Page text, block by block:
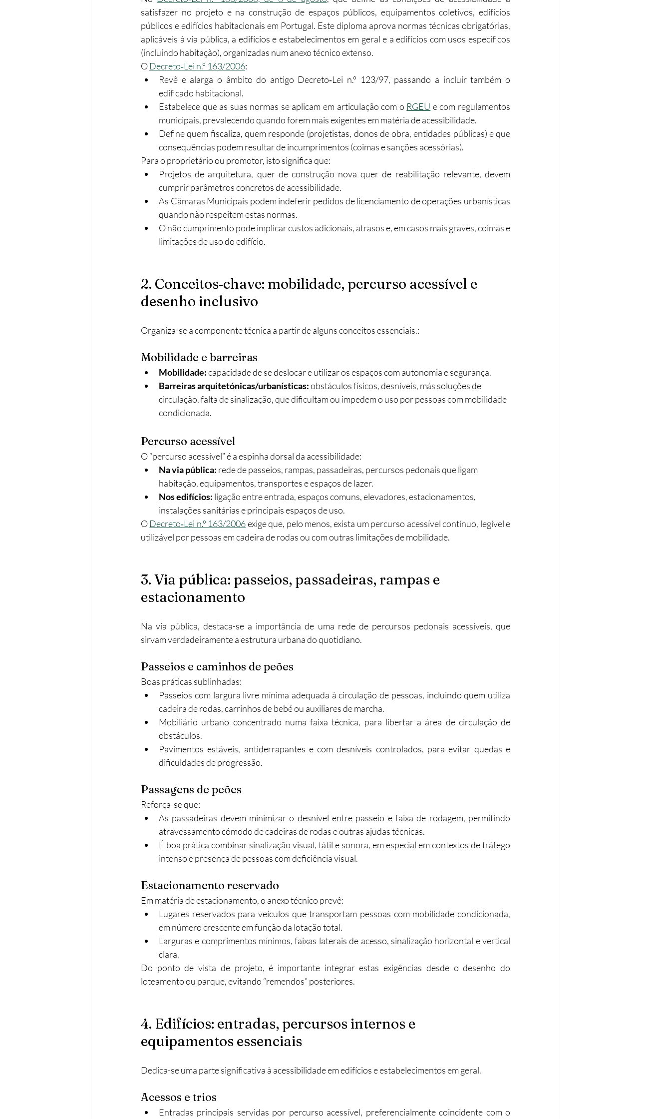
satisfazer no projeto e na construção de espaços públicos, equipamentos coletivos, edifícios
públicos e edifícios habitacionais em Portugal. Este diploma aprova normas técnicas obrigatórias,
aplicáveis à via pública, a edifícios e estabelecimentos em geral e a edifícios com usos específicos
(incluindo habitação), organizadas num anexo técnico extenso.​
O Decreto‑Lei n.º 163/2006:
Revê e alarga o âmbito do antigo Decreto‑Lei n.º 123/97, passando a incluir também o
edificado habitacional.​
Estabelece que as suas normas se aplicam em articulação com o RGEU e com regulamentos
municipais, prevalecendo quando forem mais exigentes em matéria de acessibilidade.​
Define quem fiscaliza, quem responde (projetistas, donos de obra, entidades públicas) e que
consequências podem resultar de incumprimentos (coimas e sanções acessórias).​
Para o proprietário ou promotor, isto significa que:
Projetos de arquitetura, quer de construção nova quer de reabilitação relevante, devem
cumprir parâmetros concretos de acessibilidade.
As Câmaras Municipais podem indeferir pedidos de licenciamento de operações urbanísticas
quando não respeitem estas normas.​
O não cumprimento pode implicar custos adicionais, atrasos e, em casos mais graves, coimas e
limitações de uso do edifício.
2. Conceitos‑chave: mobilidade, percurso acessível e
desenho inclusivo
Organiza-se a componente técnica a partir de alguns conceitos essenciais.:
Mobilidade e barreiras
Mobilidade: capacidade de se deslocar e utilizar os espaços com autonomia e segurança.​
Barreiras arquitetónicas/urbanísticas: obstáculos físicos, desníveis, más soluções de
circulação, falta de sinalização, que dificultam ou impedem o uso por pessoas com mobilidade
condicionada.​
Percurso acessível
O “percurso acessível” é a espinha dorsal da acessibilidade:
Na via pública: rede de passeios, rampas, passadeiras, percursos pedonais que ligam
habitação, equipamentos, transportes e espaços de lazer.​
Nos edifícios: ligação entre entrada, espaços comuns, elevadores, estacionamentos,
instalações sanitárias e principais espaços de uso.​
O Decreto‑Lei n.º 163/2006 exige que, pelo menos, exista um percurso acessível contínuo, legível e
utilizável por pessoas em cadeira de rodas ou com outras limitações de mobilidade.​
3. Via pública: passeios, passadeiras, rampas e
estacionamento
Na via pública, destaca-se a importância de uma rede de percursos pedonais acessíveis, que
sirvam verdadeiramente a estrutura urbana do quotidiano.​
Passeios e caminhos de peões
Boas práticas sublinhadas:
Passeios com largura livre mínima adequada à circulação de pessoas, incluindo quem utiliza
cadeira de rodas, carrinhos de bebé ou auxiliares de marcha.​
Mobiliário urbano concentrado numa faixa técnica, para libertar a área de circulação de
obstáculos.​
Pavimentos estáveis, antiderrapantes e com desníveis controlados, para evitar quedas e
dificuldades de progressão.​
Passagens de peões
Reforça-se que:
As passadeiras devem minimizar o desnível entre passeio e faixa de rodagem, permitindo
atravessamento cómodo de cadeiras de rodas e outras ajudas técnicas.​
É boa prática combinar sinalização visual, tátil e sonora, em especial em contextos de tráfego
intenso e presença de pessoas com deficiência visual.​
Estacionamento reservado
Em matéria de estacionamento, o anexo técnico prevê:
Lugares reservados para veículos que transportam pessoas com mobilidade condicionada,
em número crescente em função da lotação total.​
Larguras e comprimentos mínimos, faixas laterais de acesso, sinalização horizontal e vertical
clara.​
Do ponto de vista de projeto, é importante integrar estas exigências desde o desenho do
loteamento ou parque, evitando “remendos” posteriores.
4. Edifícios: entradas, percursos internos e
equipamentos essenciais
Dedica-se uma parte significativa à acessibilidade em edifícios e estabelecimentos em geral.​
Acessos e trios
Entradas principais servidas por percurso acessível, preferencialmente coincidente com o